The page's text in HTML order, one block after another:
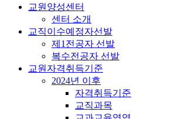
교원양성센터
센터 소개
교직이수예정자선발
제1전공자 선발
복수전공자 선발
교원자격취득기준
2024년 이후
자격취득기준
교직과목